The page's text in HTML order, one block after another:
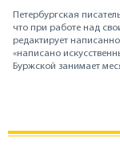
Петербургская
что при работе над
редактирует
«написано
Буржской занимает